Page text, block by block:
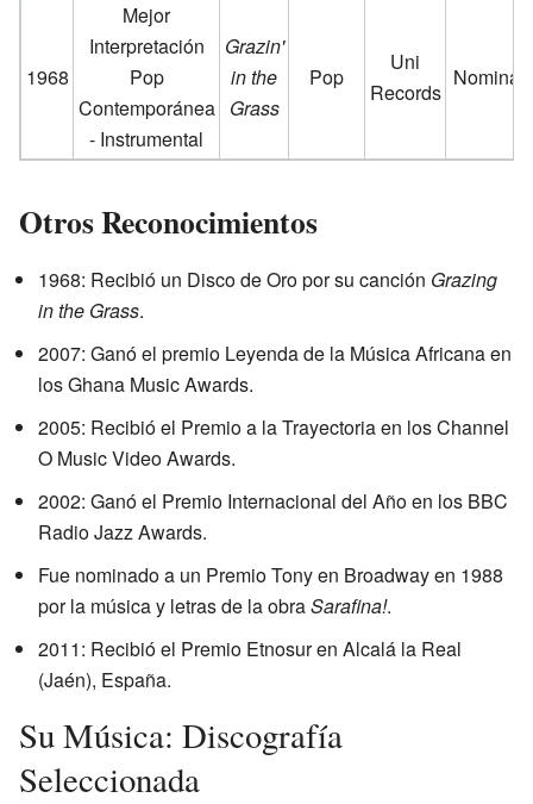
1968
Mejor
Interpretación
Pop
Contemporánea
- Instrumental
Grazin'
in the
Grass
Pop
Uni
Records
Otros Reconocimientos
1968: Recibió un Disco de Oro por su canción Grazing
in the Grass.
2007: Ganó el premio Leyenda de la Música Africana en
los Ghana Music Awards.
2005: Recibió el Premio a la Trayectoria en los Channel
O Music Video Awards.
2002: Ganó el Premio Internacional del Año en los BBC
Radio Jazz Awards.
Fue nominado a un Premio Tony en Broadway en 1988
por la música y letras de la obraSarafina!.
2011: Recibió el Premio Etnosur en Alcalá la Real
(Jaén), España.
Su Música: Discografía
Seleccionada